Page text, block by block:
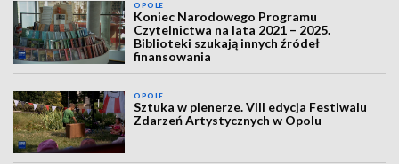
OPOLE
Koniec Narodowego Programu
Czytelnictwa na lata 2021 – 2025.
Biblioteki szukają innych źródeł
finansowania
OPOLE
Sztuka w plenerze. VIII edycja Festiwalu
Zdarzeń Artystycznych w Opolu